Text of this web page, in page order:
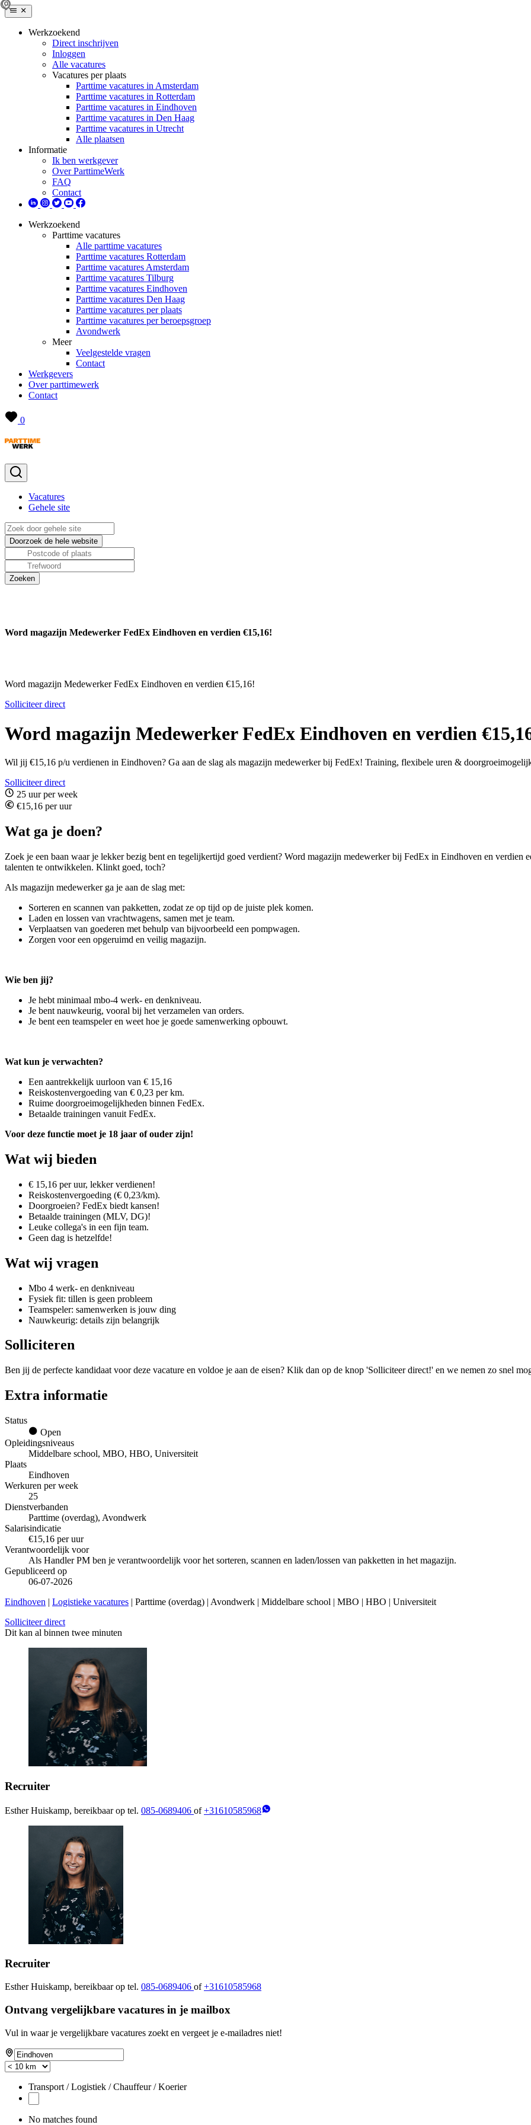
Werkzoekend
Direct inschrijven
Inloggen
Alle vacatures
Vacatures per plaats
Parttime vacatures in Amsterdam
Parttime vacatures in Rotterdam
Parttime vacatures in Eindhoven
Parttime vacatures in Den Haag
Parttime vacatures in Utrecht
Alle plaatsen
Informatie
Ik ben werkgever
Over ParttimeWerk
FAQ
Contact
Werkzoekend
Parttime vacatures
Alle parttime vacatures
Parttime vacatures Rotterdam
Parttime vacatures Amsterdam
Parttime vacatures Tilburg
Parttime vacatures Eindhoven
Parttime vacatures Den Haag
Parttime vacatures per plaats
Parttime vacatures per beroepsgroep
Avondwerk
Meer
Veelgestelde vragen
Contact
Werkgevers
Over parttimewerk
Contact
0
Vacatures
Gehele site
Word magazijn Medewerker FedEx Eindhoven en verdien €15,16!
Word magazijn Medewerker FedEx Eindhoven en verdien €15,16!
Solliciteer direct
Word magazijn Medewerker FedEx Eindhoven en verdien
Wil jij €15,16 p/u verdienen in Eindhoven? Ga aan de slag als magazijn medewerker bij FedEx! Training, flexibele uren &
Solliciteer direct
25 uur per week
€15,16 per uur
Wat ga je doen?
Zoek je een baan waar je lekker bezig bent en tegelijkertijd goed verdient? Word magazijn medewerker bij FedEx in Eindhoven en
talenten te ontwikkelen. Klinkt goed, toch?
Als magazijn medewerker ga je aan de slag met:
Sorteren en scannen van pakketten, zodat ze op tijd op de juiste plek komen.
Laden en lossen van vrachtwagens, samen met je team.
Verplaatsen van goederen met behulp van bijvoorbeeld een pompwagen.
Zorgen voor een opgeruimd en veilig magazijn.
Wie ben jij?
Je hebt minimaal mbo-4 werk- en denkniveau.
Je bent nauwkeurig, vooral bij het verzamelen van orders.
Je bent een teamspeler en weet hoe je goede samenwerking opbouwt.
Wat kun je verwachten?
Een aantrekkelijk uurloon van € 15,16
Reiskostenvergoeding van € 0,23 per km.
Ruime doorgroeimogelijkheden binnen FedEx.
Betaalde trainingen vanuit FedEx.
Voor deze functie moet je 18 jaar of ouder zijn!
Wat wij bieden
€ 15,16 per uur, lekker verdienen!
Reiskostenvergoeding (€ 0,23/km).
Doorgroeien? FedEx biedt kansen!
Betaalde trainingen (MLV, DG)!
Leuke collega's in een fijn team.
Geen dag is hetzelfde!
Wat wij vragen
Mbo 4 werk- en denkniveau
Fysiek fit: tillen is geen probleem
Teamspeler: samenwerken is jouw ding
Nauwkeurig: details zijn belangrijk
Solliciteren
Ben jij de perfecte kandidaat voor deze vacature en voldoe je aan de eisen? Klik dan op de knop 'Solliciteer direct!' en we nemen zo snel
Extra informatie
Status
Open
Opleidingsniveaus
Middelbare school, MBO, HBO, Universiteit
Plaats
Eindhoven
Werkuren per week
25
Dienstverbanden
Parttime (overdag), Avondwerk
Salarisindicatie
€15,16 per uur
Verantwoordelijk voor
Als Handler PM ben je verantwoordelijk voor het sorteren, scannen en laden/lossen van pakketten in het magazijn.
Gepubliceerd op
06-07-2026
Eindhoven | Logistieke vacatures | Parttime (overdag) | Avondwerk | Middelbare school | MBO | HBO | Universiteit
Solliciteer direct
Dit kan al binnen twee minuten
Recruiter
Esther Huiskamp, bereikbaar op tel. 085-0689406 of+31610585968
Recruiter
Esther Huiskamp, bereikbaar op tel. 085-0689406 of+31610585968
Ontvang vergelijkbare vacatures in je mailbox
Vul in waar je vergelijkbare vacatures zoekt en vergeet je e-mailadres niet!
Transport / Logistiek / Chauffeur / Koerier
No matches found